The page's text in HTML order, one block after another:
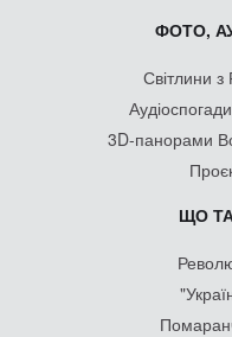
ФОТО,
Світлини з
3D-панорами
ЩО